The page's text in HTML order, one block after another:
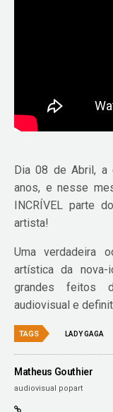
Dia 08 de Abril, a
anos, e nesse
INCRÍVEL parte
artista!
Uma verdadeira
artística da nova-
grandes feitos
audiovisual e
TAGS LADY GAGA
Matheus Gouthier
audiovisual popart